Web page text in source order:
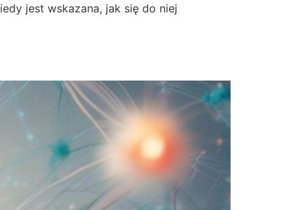
jest wskazana, jak się do niej